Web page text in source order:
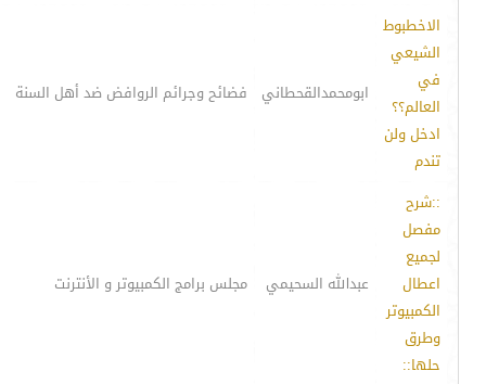
الاخطبوط
الشيعي
في
العالم؟؟
ادخل ولن
تندم
ابومحمدالقحطاني فضائح وجرائم الروافض ضد أهل السنة
::شرح
مفصل
لجميع
اعطال
الكمبيوتر
وطرق
حلها::
عبدالله السحيمي مجلس برامج الكمبيوتر و الأنترنت